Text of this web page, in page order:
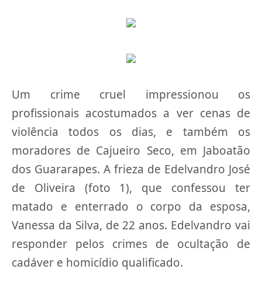
Um crime cruel impressionou os
profissionais acostumados a ver cenas de
violência todos os dias, e também os
moradores de Cajueiro Seco, em Jaboatão
dos Guararapes. A frieza de Edelvandro José
de Oliveira (foto 1), que confessou ter
matado e enterrado o corpo da esposa,
Vanessa da Silva, de 22 anos. Edelvandro vai
responder pelos crimes de ocultação de
cadáver e homicídio qualificado.